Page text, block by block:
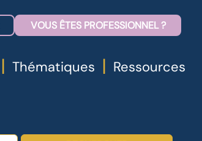
VOUS ÊTES PROFESSIONNEL ?
| Thématiques | Ressources